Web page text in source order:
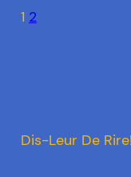
1 2
Dis-Leur De